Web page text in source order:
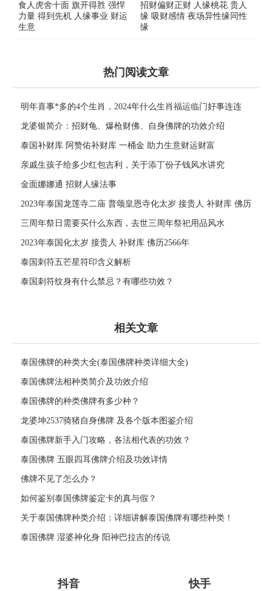
食人虎舍十面 旗开得胜 强悍
力量 得到先机 人缘事业 财运
生意
招财偏财正财 人缘桃花 贵人
缘 吸财感情 夜场异性缘同性
缘
热门阅读文章
明年喜事*多的4个生肖，2024年什么生肖福运临门好事连连
龙婆银简介：招财龟、爆枪财佛、自身佛牌的功效介绍
泰国补财库 阿赞佑补财库 一桶金 助力生意财运财富
亲戚生孩子给多少红包吉利，关于添丁份子钱风水讲究
金面娜娜通 招财人缘法事
2023年泰国龙莲寺二庙 普颂皇恩寺化太岁 接贵人 补财库 佛历
2566年
三周年祭日需要买什么东西，去世三周年祭祀用品风水
2023年泰国化太岁 接贵人 补财库 佛历2566年
泰国刺符五芒星符印含义解析
泰国刺符纹身有什么禁忌？有哪些功效？
相关文章
泰国佛牌的种类大全(泰国佛牌种类详细大全)
泰国佛牌法相种类简介及功效介绍
泰国佛牌的种类佛牌有多少种？
龙婆坤2537骑猪自身佛牌 及各个版本图鉴介绍
泰国佛牌新手入门攻略，各法相代表的功效？
泰国佛牌 五眼四耳佛牌介绍及功效详情
佛牌不见了怎么办？
如何鉴别泰国佛牌鉴定卡的真与假？
关于泰国佛牌种类介绍：详细讲解泰国佛牌有哪些种类！
泰国佛牌 湿婆神化身 阳神巴拉吉的传说
抖音 快手